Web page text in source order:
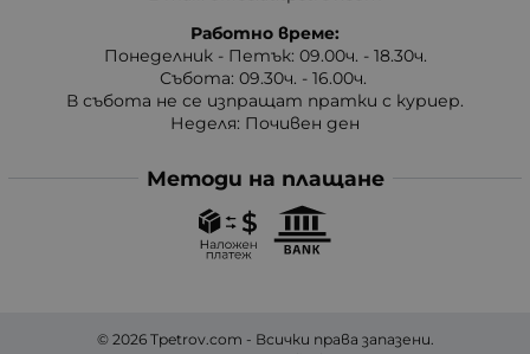
Работно време:
Понеделник - Петък: 09.00ч. - 18.30ч.
Събота: 09.30ч. - 16.00ч.
В събота не се изпращат пратки с куриер.
Неделя: Почивен ден
Методи на плащане
© 2026 Tpetrov.com - Всички права запазени.